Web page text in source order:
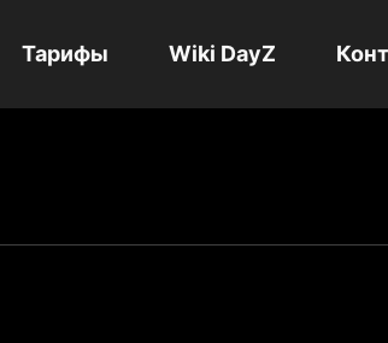
Тарифы Wiki DayZ